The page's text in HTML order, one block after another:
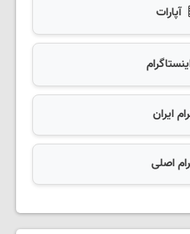
آپارات
ایران
اصلی